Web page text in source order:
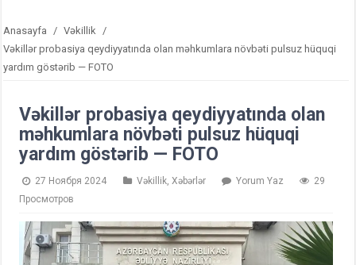
Anasayfa / Vəkillik /
Vəkillər probasiya qeydiyyatında olan məhkumlara növbəti pulsuz hüquqi
yardım göstərib — FOTO
Vəkillər probasiya qeydiyyatında olan
məhkumlara növbəti pulsuz hüquqi
yardım göstərib — FOTO
27 Ноября 2024 Vəkillik,Xəbərlər Yorum Yaz
29
Просмотров